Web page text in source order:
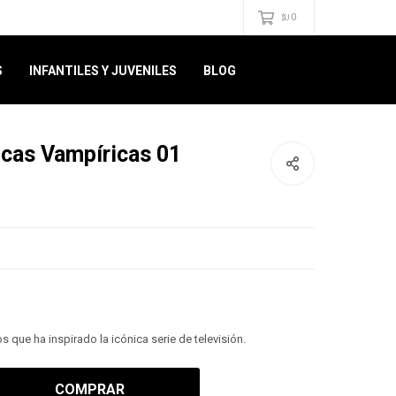
INFANTILES Y JUVENILES BLOG
$U 0
Vampíricas 01
que ha inspirado la icónica serie de televisión.
COMPRAR